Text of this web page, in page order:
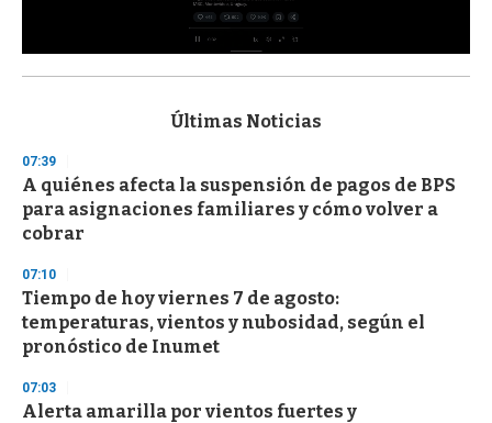
s
d
s
o
f
3
s
e
c
o
n
d
Últimas Noticias
07:39
A quiénes afecta la suspensión de pagos de BPS
para asignaciones familiares y cómo volver a
cobrar
07:10
Tiempo de hoy viernes 7 de agosto:
temperaturas, vientos y nubosidad, según el
pronóstico de Inumet
07:03
Alerta amarilla por vientos fuertes y